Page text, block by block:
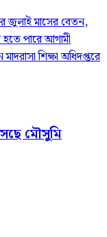
জুলাই মাসের বেতন,
হতে পারে আগামী
শিক্ষা অধিদপ্তরে
মৌসুমি